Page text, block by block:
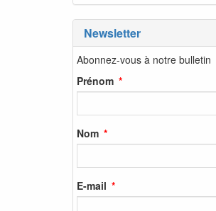
Newsletter
Abonnez-vous à notre bulletin
Prénom
Nom
E-mail